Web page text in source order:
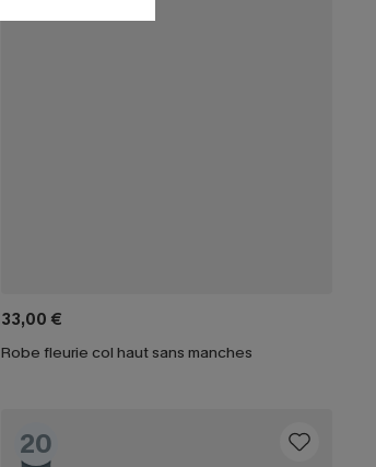
33,00 €
Robe fleurie col haut sans manches
20